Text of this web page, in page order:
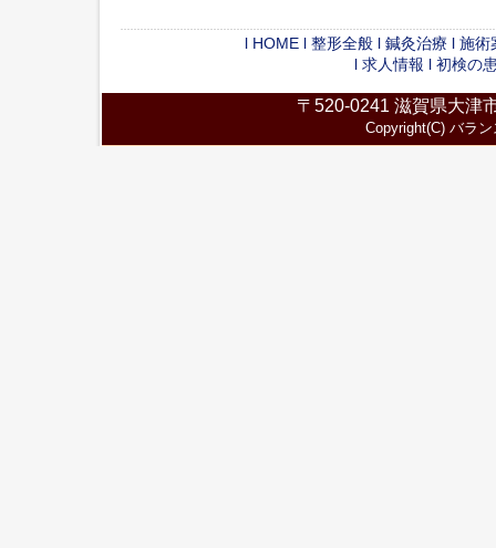
l HOMEl 整形全般l 鍼灸治療 l 施術
l 求人情報 l 初検の
〒520-0241 滋賀県大津
Copyright(C) バラン